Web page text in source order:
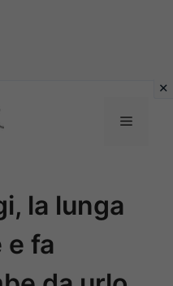
Menu
la lunga
e fa